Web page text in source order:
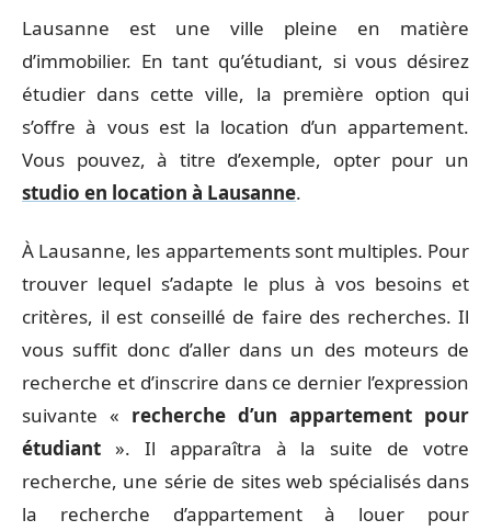
Lausanne est une ville pleine en matière
d’immobilier. En tant qu’étudiant, si vous désirez
étudier dans cette ville, la première option qui
s’offre à vous est la location d’un appartement.
Vous pouvez, à titre d’exemple, opter pour un
studio en location à Lausanne.
À Lausanne, les appartements sont multiples. Pour
trouver lequel s’adapte le plus à vos besoins et
critères, il est conseillé de faire des recherches. Il
vous suffit donc d’aller dans un des moteurs de
recherche et d’inscrire dans ce dernier l’expression
suivante « recherche d’un appartement pour
étudiant ». Il apparaîtra à la suite de votre
recherche, une série de sites web spécialisés dans
la recherche d’appartement à louer pour